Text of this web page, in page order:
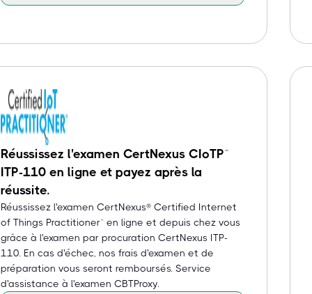
Réussissez l'examen CertNexus CIoTP™
ITP-110 en ligne et payez après la
réussite.
Réussissez l'examen CertNexus® Certified Internet
of Things Practitioner™ en ligne et depuis chez vous
grâce à l'examen par procuration CertNexus ITP-
110. En cas d'échec, nos frais d'examen et de
préparation vous seront remboursés. Service
d'assistance à l'examen CBTProxy.